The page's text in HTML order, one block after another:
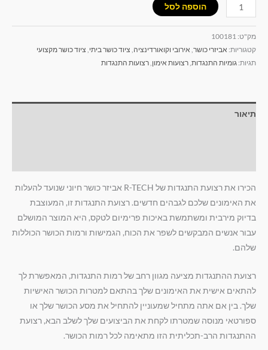
הוספה לסל
מק"ט: 100181
קטגוריות: אביזרי כושר אירובי וקואורדינציה ציוד כושר ביתי ציוד כושר מקצועי
תגיות: גומיות התנגדות רצועות אימון רצועות התנגדות
תיאור
הכירו את רצועת התנגדות של R-TECH אביזר כושר חיוני שנועד להעלות
את האימונים שלכם לגבהים חדשים. רצועת התנגדות זו, המעוצבת
בדיוק מירבית ומשתמשת באיכות פרימיום לטקס, היא המוצר המושלם
עבור אנשים המבקשים לשפר את הכוח, הגמישות ורמות הכושר הכוללות
שלהם.
רצועת ההתנגדות מציעה מגוון רחב של רמות התנגדות, המאפשרת לך
להתאים אישית את האימונים שלך בהתאם למטרות הכושר האישיות
שלך. בין אם אתה מתחיל שמעוניין להתחיל את מסע הכושר שלך או
ספורטאי מנוסה שמטרתו לקחת את הביצועים שלך לשלב הבא, רצועת
ההתנגדות הרב-תכליתית הזו מתאימה לכל רמות הכושר.